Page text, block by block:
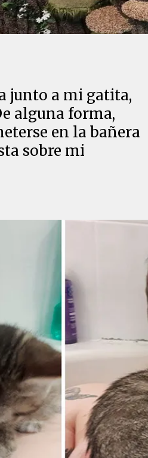
junto a mi gatita,
alguna forma,
en la bañera
sobre mi